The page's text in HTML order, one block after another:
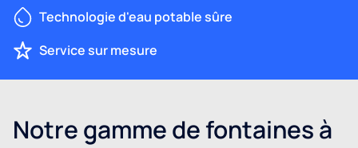
Technologie d'eau potable sûre
Service sur mesure
Notre gamme de fontaines à